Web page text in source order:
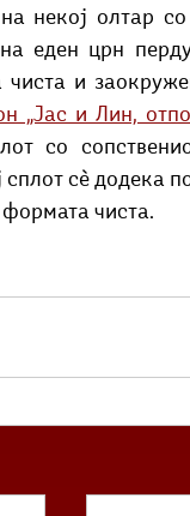
некој олтар
еден црн
чиста и
„Јас и Лин,
со
сè додека
формата чиста.